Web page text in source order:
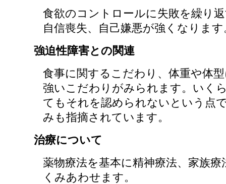
食欲のコントロールに失敗を繰り
自信喪失、自己嫌悪が強くなります
強迫性障害との関連
食事に関するこだわり、体重や体
強いこだわりがみられます。いく
てもそれを認められないという点
みも指摘されています。
治療について
薬物療法を基本に精神療法、家族療
くみあわせます。